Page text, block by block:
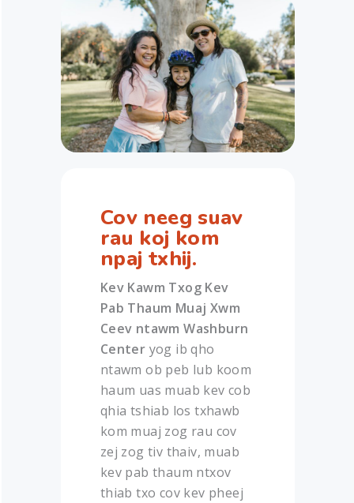
Cov neeg suav
rau koj kom
npaj txhij.
Kev Kawm Txog Kev
Pab Thaum Muaj Xwm
Ceev ntawm Washburn
Center yog ib qho
ntawm ob peb lub koom
haum uas muab kev cob
qhia tshiab los txhawb
kom muaj zog rau cov
zej zog tiv thaiv, muab
kev pab thaum ntxov
thiab txo cov kev pheej